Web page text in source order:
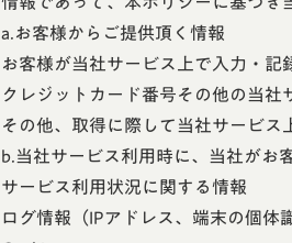
a.お客様からご提供頂く情報
お客様が当社サービス上で入力・
クレジットカード番号その他の当
その他、取得に際して当社サービ
b.当社サービス利用時に、当社がお
サービス利用状況に関する情報
ログ情報（IPアドレス、端末の個体